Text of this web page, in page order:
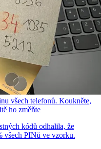
všech telefonů. Koukněte,
ho změňte
kódů odhalila, že
všech PINů ve vzorku.